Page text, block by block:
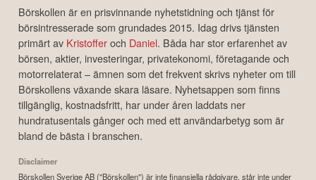
Börskollen är en prisvinnande nyhetstidning och tjänst för
börsintresserade som grundades 2015. Idag drivs tjänsten
primärt av Kristofferoch Daniel. Båda har stor erfarenhet av
börsen, aktier, investeringar, privatekonomi, företagande och
motorrelaterat – ämnen som det frekvent skrivs nyheter om till
Börskollens växande skara läsare. Nyhetsappen som finns
tillgänglig, kostnadsfritt, har under åren laddats ner
hundratusentals gånger och med ett användarbetyg som är
bland de bästa i branschen.
Disclaimer
Börskollen Sverige AB ("Börskollen") är inte finansiella rådgivare, står inte under